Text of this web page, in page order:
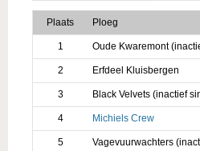
Plaats Ploeg
1 Oude Kwaremont
2 Erfdeel Kluisbergen
3 Black Velvets (inactief
4 Michiels Crew
5 Vagevuurwachters